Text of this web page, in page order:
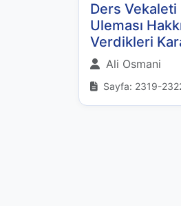
Ders
Uleması
Verdikleri
Ali Osmani
Sayfa: 2319-